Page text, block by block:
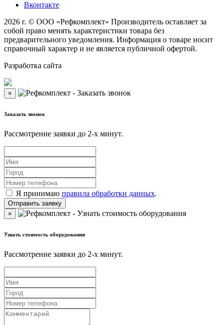
Вконтакте
2026 г. © ООО «Рефкомплект» Производитель оставляет за
собой право менять характеристики товара без
предварительного уведомления. Информация о товаре носит
справочный характер и не является публичной офертой.
Разработка сайта
×
Заказать звонок
Рассмотрение заявки до 2-x минут.
Я принимаю правила обработки данных.
×
Узнать стоимость оборудования
Рассмотрение заявки до 2-x минут.